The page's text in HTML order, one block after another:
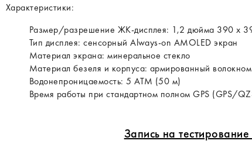
Характеристики:
Размер/разрешение ЖК-дисплея: 1,2 дюйма 390 x
Тип дисплея: сенсорный Always-on AMOLED экран
Материал экрана: минеральное стекло
Материал безеля и корпуса: армированный
Водонепроницаемость: 5 ATM (50 м)
Время работы при стандартном полном GPS (GPS/
Запись на